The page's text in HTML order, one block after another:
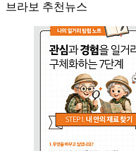
브라보 추천뉴스